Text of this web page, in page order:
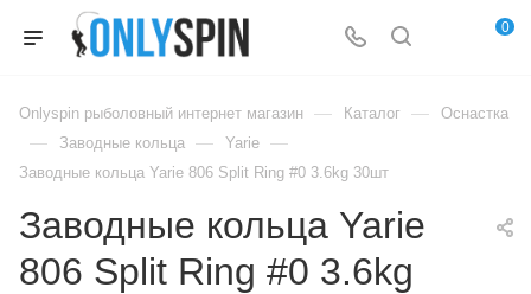
0
Onlyspin рыболовный интернет магазин — Каталог — Оснастка
— Заводные кольца — Yarie —
Заводные кольца Yarie 806 Split Ring #0 3.6kg 30шт
Заводные кольца Yarie
806 Split Ring #0 3.6kg